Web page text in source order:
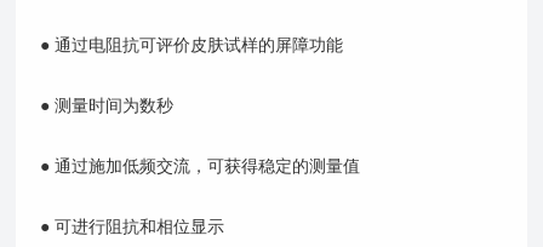
● 通过电阻抗可评价皮肤试样的屏障功能
● 测量时间为数秒
● 通过施加低频交流，可获得稳定的测量值
● 可进行阻抗和相位显示